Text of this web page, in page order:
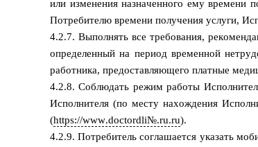
или изменения назначенного ему времени
Потребителю времени получения услуги,
4.2.7. Выполнять все требования,
определенный на период временной
работника, предоставляющего платные
4.2.8. Соблюдать режим работы
Исполнителя (по месту нахождения
(https://www.doctordli№.ru.ru).
4.2.9. Потребитель соглашается указать